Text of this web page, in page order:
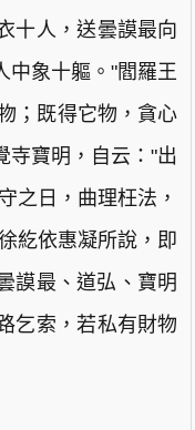
十人，送曇謨最向
中象十軀。"閻羅王
；既得它物，貪心
寺寶明，自云："出
之日，曲理枉法，
紇依惠凝所說，即
謨最、道弘、寶明
乞索，若私有財物